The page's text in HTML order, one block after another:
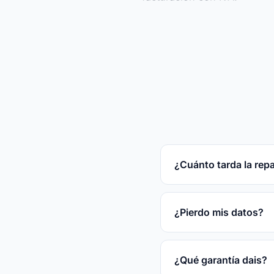
¿Cuánto tarda la
Reparaciones
tras el diagnóstico
¿Pierdo mis datos?
En la mayoría de las
disco.
¿Qué garantía dais?